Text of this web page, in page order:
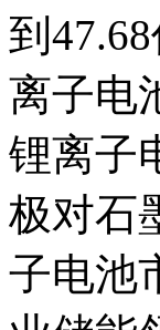
到
离子电
锂离子
极对石
子电池